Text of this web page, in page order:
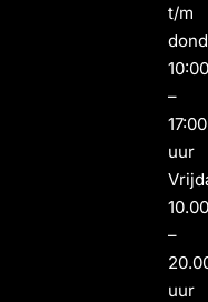
t/m
–
17:00
uur
–
uur